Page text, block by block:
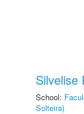
Silvelise
School:
Solteira)